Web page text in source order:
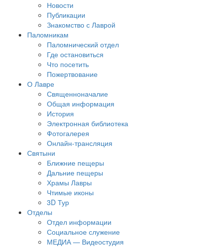
Новости
Публикации
Знакомство с Лаврой
Паломникам
Паломнический отдел
Где остановиться
Что посетить
Пожертвование
О Лавре
Священноначалие
Общая информация
История
Электронная библиотека
Фотогалерея
Онлайн-трансляция
Святыни
Ближние пещеры
Дальние пещеры
Храмы Лавры
Чтимые иконы
3D Тур
Отделы
Отдел информации
Социальное служение
МЕДИА — Видеостудия